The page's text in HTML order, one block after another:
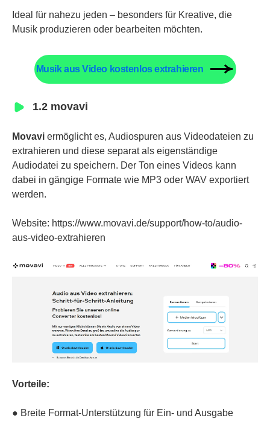
Ideal für nahezu jeden – besonders für Kreative, die
Musik produzieren oder bearbeiten möchten.
Musik aus Video kostenlos extrahieren
1.2 movavi
Movavi ermöglicht es, Audiospuren aus Videodateien zu
extrahieren und diese separat als eigenständige
Audiodatei zu speichern. Der Ton eines Videos kann
dabei in gängige Formate wie MP3 oder WAV exportiert
werden.
Website: https://www.movavi.de/support/how-to/audio-
aus-video-extrahieren
Vorteile:
● Breite Format-Unterstützung für Ein- und Ausgabe